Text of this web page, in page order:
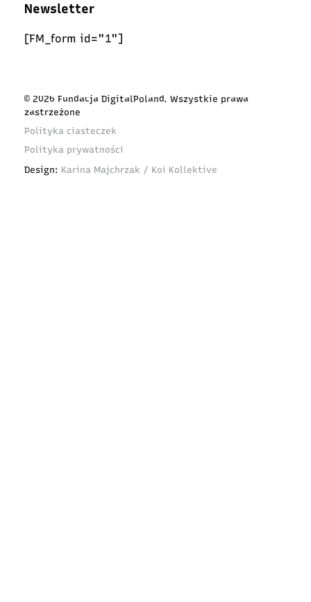
Newsletter
[FM_form id="1"]
© 2026 Fundacja DigitalPoland. Wszystkie prawa
zastrzeżone
Polityka ciasteczek
Polityka prywatności
Design: Karina Majchrzak / Koi Kollektive